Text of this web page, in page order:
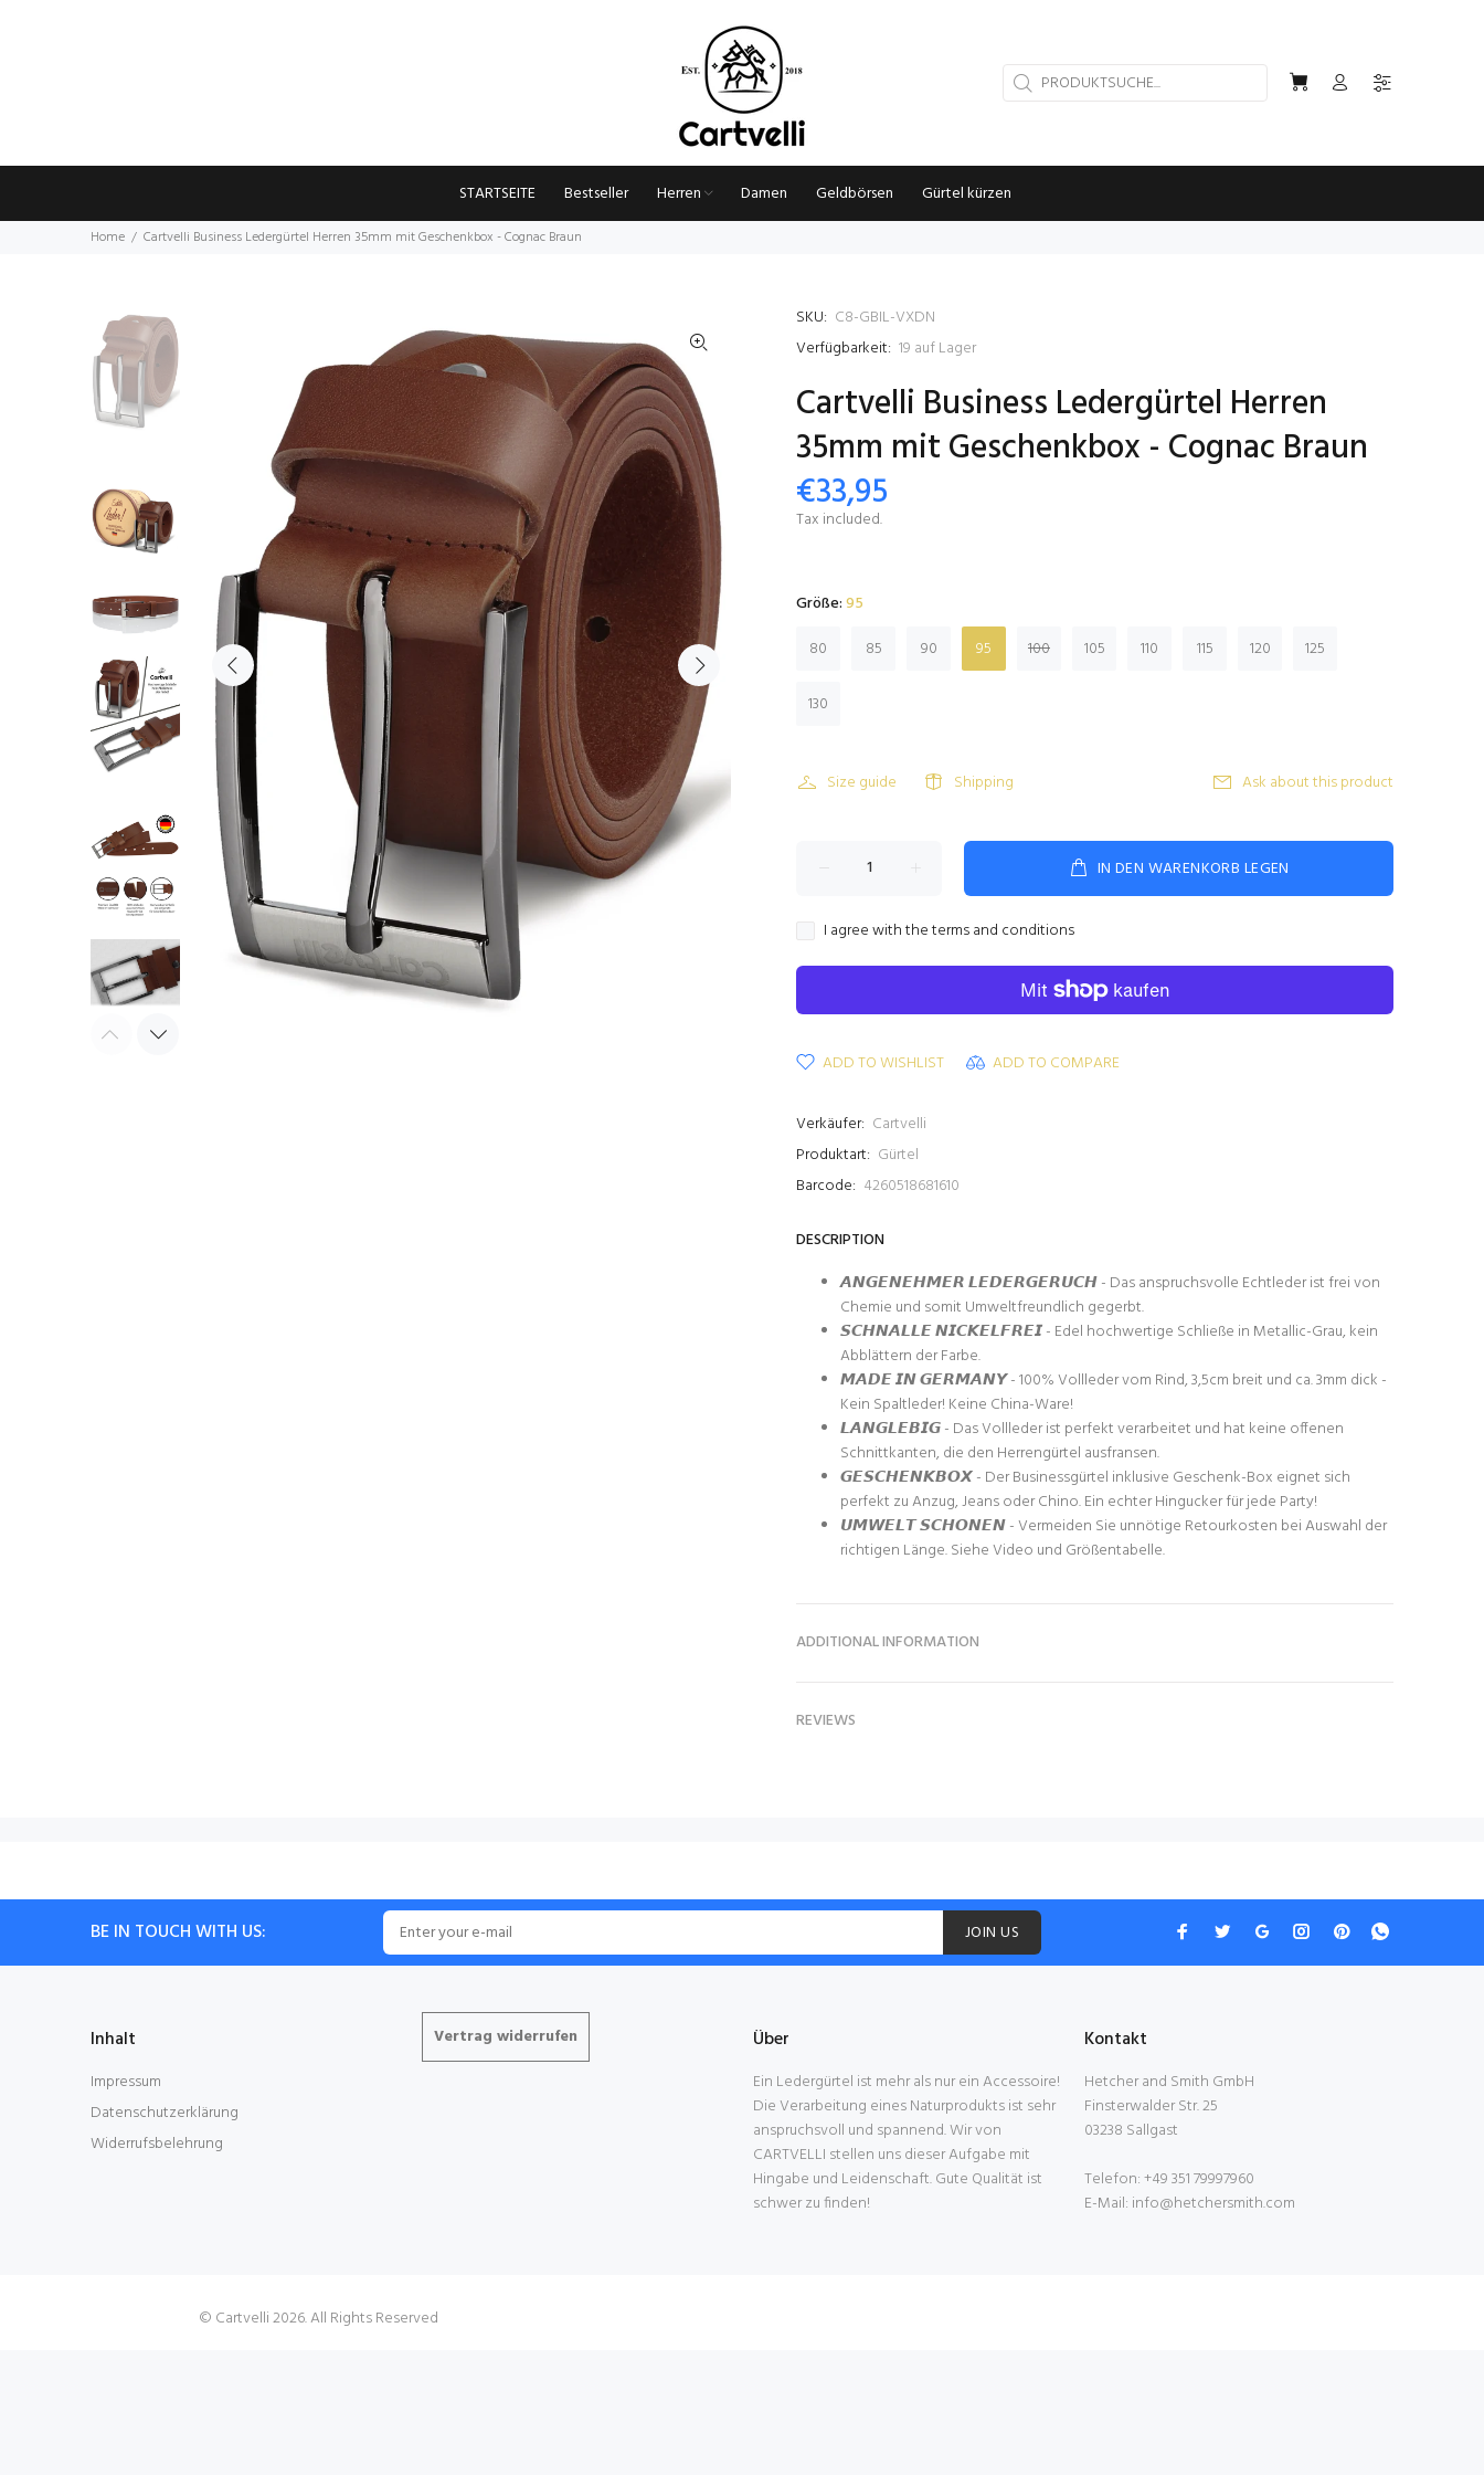
STARTSEITE Bestseller Herren Damen Geldbörsen Gürtel kürzen
Home Cartvelli Business Ledergürtel Herren 35mm mit Geschenkbox - Cognac Braun
SKU: C8-GBIL-VXDN
Verfügbarkeit: 19 auf Lager
Cartvelli Business Ledergürtel Herren
35mm mit Geschenkbox - Cognac Braun
€33,95
Tax included.
Größe:95
80
85 90 95 100 105 110 115 120 125
130
Size guide Shipping Ask about this product
IN DEN WARENKORB LEGEN
I agree with the terms and conditions
ADD TO WISHLIST ADD TO COMPARE
Verkäufer: Cartvelli
Produktart: Gürtel
Barcode: 4260518681610
DESCRIPTION
𝘼𝙉𝙂𝙀𝙉𝙀𝙃𝙈𝙀𝙍 𝙇𝙀𝘿𝙀𝙍𝙂𝙀𝙍𝙐𝘾𝙃 - Das anspruchsvolle Echtleder ist frei von
Chemie und somit Umweltfreundlich gegerbt.
𝙎𝘾𝙃𝙉𝘼𝙇𝙇𝙀 𝙉𝙄𝘾𝙆𝙀𝙇𝙁𝙍𝙀𝙄 - Edel hochwertige Schließe in Metallic-Grau, kein
Abblättern der Farbe.
𝙈𝘼𝘿𝙀 𝙄𝙉 𝙂𝙀𝙍𝙈𝘼𝙉𝙔 - 100% Vollleder vom Rind, 3,5cm breit und ca. 3mm dick -
Kein Spaltleder! Keine China-Ware!
𝙇𝘼𝙉𝙂𝙇𝙀𝘽𝙄𝙂 - Das Vollleder ist perfekt verarbeitet und hat keine offenen
Schnittkanten, die den Herrengürtel ausfransen.
𝙂𝙀𝙎𝘾𝙃𝙀𝙉𝙆𝘽𝙊𝙓 - Der Businessgürtel inklusive Geschenk-Box eignet sich
perfekt zu Anzug, Jeans oder Chino. Ein echter Hingucker für jede Party!
𝙐𝙈𝙒𝙀𝙇𝙏 𝙎𝘾𝙃𝙊𝙉𝙀𝙉 - Vermeiden Sie unnötige Retourkosten bei Auswahl der
richtigen Länge. Siehe Video und Größentabelle.
ADDITIONAL INFORMATION
REVIEWS
BE IN TOUCH WITH US: JOIN US
Inhalt
Impressum
Datenschutzerklärung
Widerrufsbelehrung
Vertrag widerrufen Über
Ein Ledergürtel ist mehr als nur ein Accessoire!
Die Verarbeitung eines Naturprodukts ist sehr
anspruchsvoll und spannend. Wir von
CARTVELLI stellen uns dieser Aufgabe mit
Hingabe und Leidenschaft. Gute Qualität ist
schwer zu finden!
Kontakt
Hetcher and Smith GmbH
Finsterwalder Str. 25
03238 Sallgast
Telefon: +49 351 79997960
E-Mail: info@hetchersmith.com
© Cartvelli 2026. All Rights Reserved